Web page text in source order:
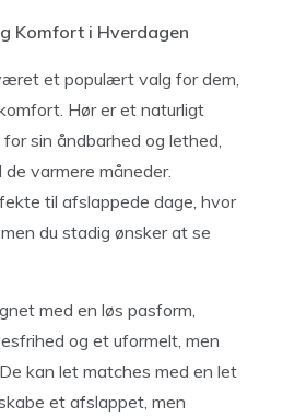
Komfort i Hverdagen
et populært valg for dem,
Hør er et naturligt
sin åndbarhed og lethed,
varmere måneder.
til afslappede dage, hvor
du stadig ønsker at se
med en løs pasform,
og et uformelt, men
kan let matches med en let
et afslappet, men